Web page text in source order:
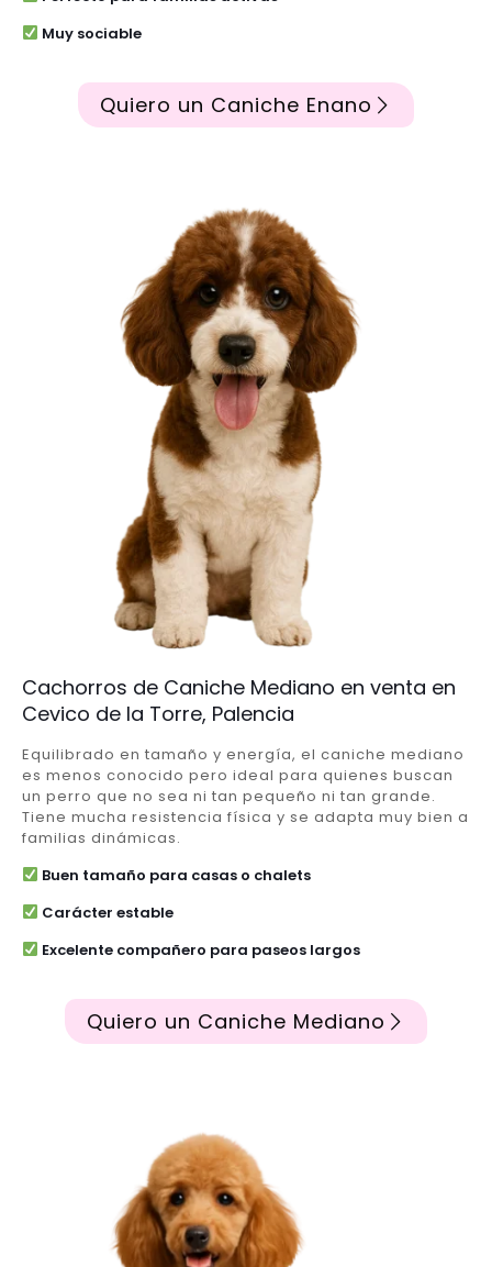
Muy sociable
Quiero un Caniche Enano
Cachorros de Caniche Mediano en venta en
Cevico de la Torre, Palencia
Equilibrado en tamaño y energía, el caniche mediano
es menos conocido pero ideal para quienes buscan
un perro que no sea ni tan pequeño ni tan grande.
Tiene mucha resistencia física y se adapta muy bien a
familias dinámicas.
Buen tamaño para casas o chalets
Carácter estable
Excelente compañero para paseos largos
Quiero un Caniche Mediano